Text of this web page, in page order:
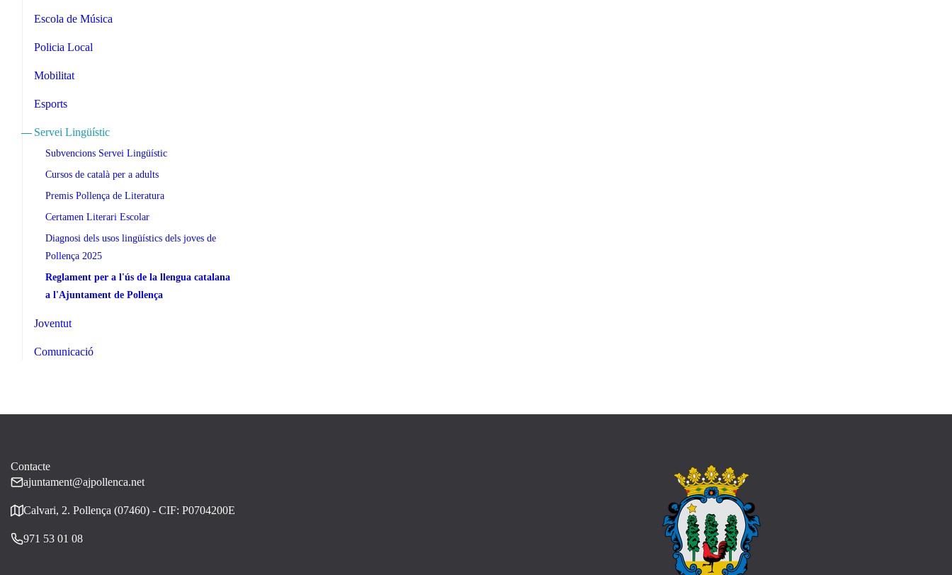
Escola de Música
Policia Local
Mobilitat
Esports
Servei Lingüístic
Subvencions Servei Lingüístic
Cursos de català per a adults
Premis Pollença de Literatura
Certamen Literari Escolar
Diagnosi dels usos lingüístics dels joves de
Pollença 2025
Reglament per a l'ús de la llengua catalana
a l'Ajuntament de Pollença
Joventut
Comunicació
Contacte
ajuntament@ajpollenca.net
Calvari, 2. Pollença (07460) - CIF: P0704200E
971 53 01 08